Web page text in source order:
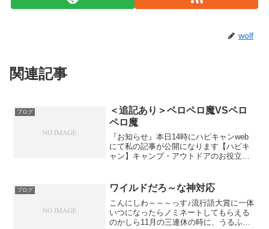
wolf
関連記事
ブログ
＜追記あり＞ペロペロ魔VSペロ
ペロ魔
『お知らせ』本日14時にハピキャンweb
にて私の記事が公開になります【ハピキ
ャン】キャンプ・アウトドアのお役立ち
ミリーキャンパー向けにキャンプに行き
たくなるオススメ情...
ブログ ワイルドだろ～な神対応
こんにしわ～～～っす♪流行語大賞に一体
いつになったらノミネートしてもらえる
のかしら11月の三連休の時に、うるふ